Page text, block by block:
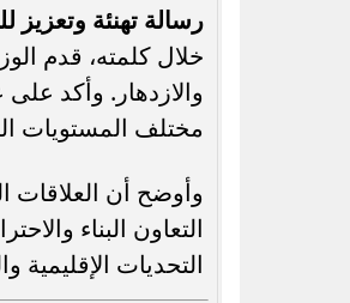
رسالة تهنئة وتعزيز
خلال كلمته، قدم
والازدهار. وأكد
مختلف المستويات
وأوضح أن العلاقات
التعاون البناء
التحديات